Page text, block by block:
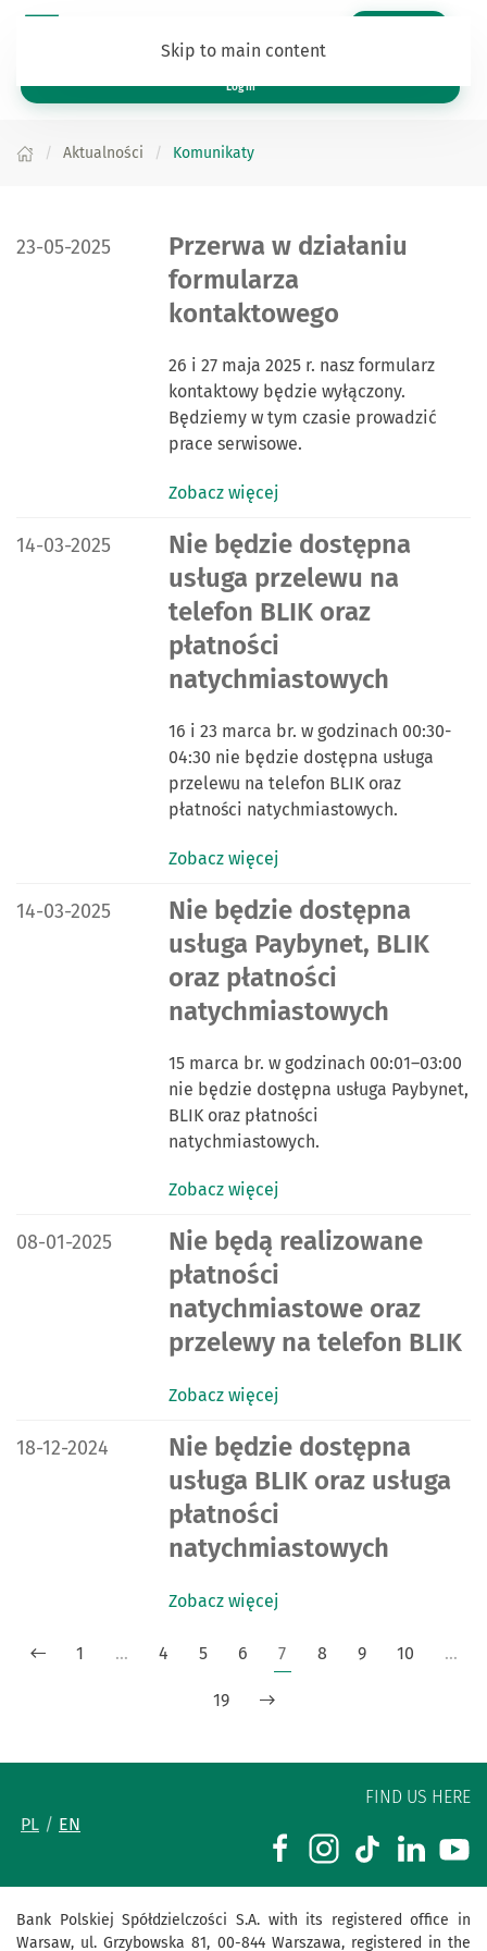
Skip to main content
Log in
Aktualności Komunikaty
DATA PUBLIKACJI:
23-05-2025
Przerwa w działaniu
formularza
kontaktowego
26 i 27 maja 2025 r. nasz formularz
kontaktowy będzie wyłączony.
Będziemy w tym czasie prowadzić
prace serwisowe.
Zobacz więcej
DATA PUBLIKACJI:
14-03-2025
Nie będzie dostępna
usługa przelewu na
telefon BLIK oraz
płatności
natychmiastowych
16 i 23 marca br. w godzinach 00:30-
04:30 nie będzie dostępna usługa
przelewu na telefon BLIK oraz
płatności natychmiastowych.
Zobacz więcej
DATA PUBLIKACJI:
14-03-2025
Nie będzie dostępna
usługa Paybynet, BLIK
oraz płatności
natychmiastowych
15 marca br. w godzinach 00:01–03:00
nie będzie dostępna usługa Paybynet,
BLIK oraz płatności
natychmiastowych.
Zobacz więcej
DATA PUBLIKACJI:
08-01-2025
Nie będą realizowane
płatności
natychmiastowe oraz
przelewy na telefon BLIK
Zobacz więcej
DATA PUBLIKACJI:
18-12-2024
Nie będzie dostępna
usługa BLIK oraz usługa
płatności
natychmiastowych
Zobacz więcej
1 … 4 5 6 7 8 9 10 …
19
PL EN
FIND US HERE
Bank Polskiej Spółdzielczości S.A. with its registered office in
Warsaw, ul. Grzybowska 81, 00-844 Warszawa, registered in the